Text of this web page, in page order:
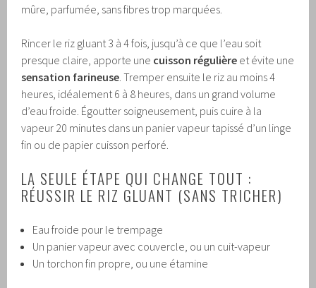
mûre, parfumée, sans fibres trop marquées.
Rincer le riz gluant 3 à 4 fois, jusqu’à ce que l’eau soit
presque claire, apporte une cuisson régulière et évite une
sensation farineuse . Tremper ensuite le riz au moins 4
heures, idéalement 6 à 8 heures, dans un grand volume
d’eau froide. Égoutter soigneusement, puis cuire à la
vapeur 20 minutes dans un panier vapeur tapissé d’un linge
fin ou de papier cuisson perforé.
LA SEULE ÉTAPE QUI CHANGE TOUT :
RÉUSSIR LE RIZ GLUANT (SANS TRICHER)
Eau froide pour le trempage
Un panier vapeur avec couvercle, ou un cuit-vapeur
Un torchon fin propre, ou une étamine